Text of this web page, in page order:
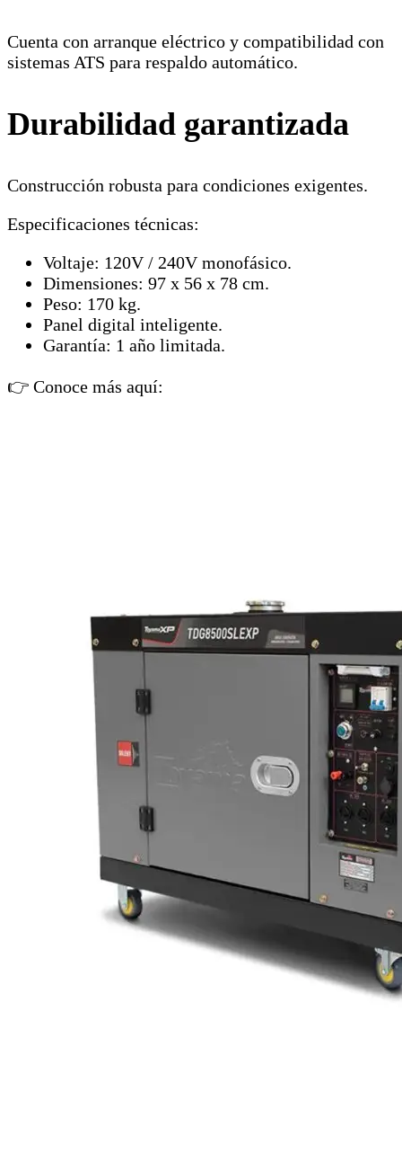
Cuenta con arranque eléctrico y compatibilidad con
sistemas ATS para respaldo automático.
Durabilidad garantizada
Construcción robusta para condiciones exigentes.
Especificaciones técnicas:
Voltaje: 120V / 240V monofásico.
Dimensiones: 97 x 56 x 78 cm.
Peso: 170 kg.
Panel digital inteligente.
Garantía: 1 año limitada.
👉 Conoce más aquí: